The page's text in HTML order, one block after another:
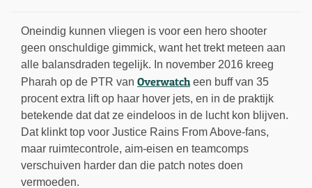
Oneindig kunnen vliegen is voor een hero shooter
geen onschuldige gimmick, want het trekt meteen aan
alle balansdraden tegelijk. In november 2016 kreeg
Pharah op de PTR van Overwatch een buff van 35
procent extra lift op haar hover jets, en in de praktijk
betekende dat dat ze eindeloos in de lucht kon blijven.
Dat klinkt top voor Justice Rains From Above-fans,
maar ruimtecontrole, aim-eisen en teamcomps
verschuiven harder dan die patch notes doen
vermoeden.